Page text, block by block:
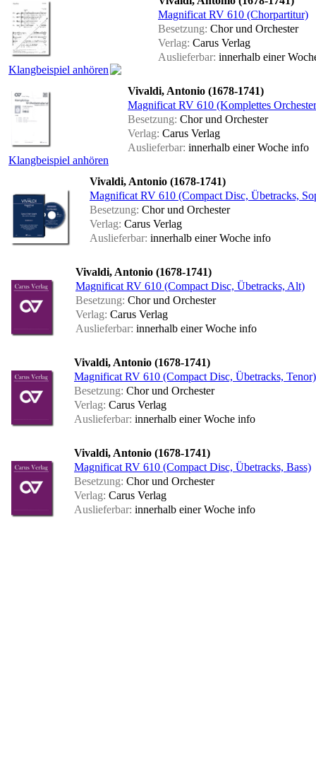
Klangbeispiel anhören
Magnificat RV 610 (Chorpartitur)
Besetzung: Chor und Orchester
Verlag: Carus Verlag
Auslieferbar: innerhalb einer
Klangbeispiel anhören
Vivaldi, Antonio (1678-1741)
Magnificat RV 610 (Komplettes
Besetzung: Chor und Orchester
Verlag: Carus Verlag
Auslieferbar: innerhalb einer Woche info
Vivaldi, Antonio (1678-1741)
Magnificat RV 610 (Compact Disc, Übetracks,
Besetzung: Chor und Orchester
Verlag: Carus Verlag
Auslieferbar: innerhalb einer Woche info
Vivaldi, Antonio (1678-1741)
Magnificat RV 610 (Compact Disc, Übetracks, Alt)
Besetzung: Chor und Orchester
Verlag: Carus Verlag
Auslieferbar: innerhalb einer Woche info
Vivaldi, Antonio (1678-1741)
Magnificat RV 610 (Compact Disc, Übetracks, Tenor)
Besetzung: Chor und Orchester
Verlag: Carus Verlag
Auslieferbar: innerhalb einer Woche info
Vivaldi, Antonio (1678-1741)
Magnificat RV 610 (Compact Disc, Übetracks, Bass)
Besetzung: Chor und Orchester
Verlag: Carus Verlag
Auslieferbar: innerhalb einer Woche info